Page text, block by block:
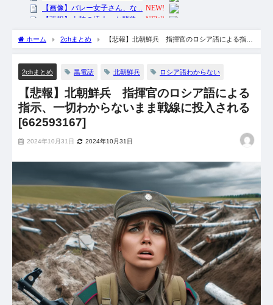
ホーム 2chまとめ
【悲報】北朝鮮兵 指揮官のロシア語による指
2chまとめ 黒電話 北朝鮮兵 ロシア語わからない
【悲報】北朝鮮兵 指揮官のロシア語による
指示、一切わからないまま戦線に投入される
[662593167]
2024年10月31日 2024年10月31日